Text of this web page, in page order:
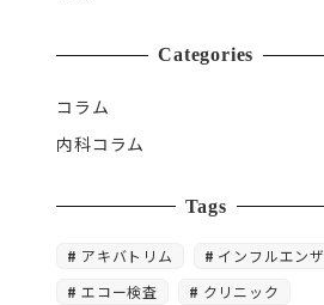
Categories
コラム
内科コラム
Tags
アキバトリム
インフルエンザ
エコー検査
クリニック